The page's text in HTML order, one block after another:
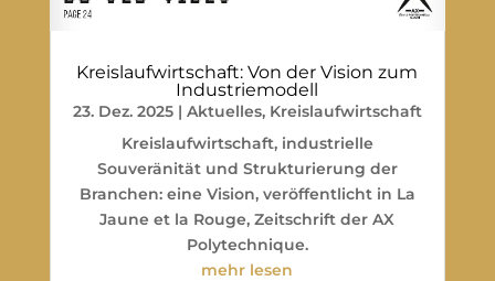
Kreislaufwirtschaft: Von der Vision zum
Industriemodell
23. Dez. 2025| Aktuelles, Kreislaufwirtschaft
Kreislaufwirtschaft, industrielle
Souveränität und Strukturierung der
Branchen: eine Vision, veröffentlicht in La
Jaune et la Rouge, Zeitschrift der AX
Polytechnique.
mehr lesen